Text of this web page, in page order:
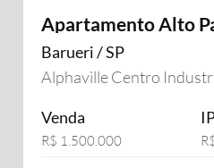
Apartamento Alto
Barueri / SP
Alphaville Centro
Venda
R$ 1.500.000